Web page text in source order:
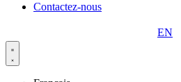
Contactez-nous
EN